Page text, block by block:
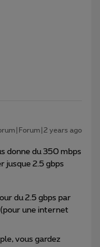
years ago
donne du 350 mbps
jusque 2.5 gbps
du 2.5 gbps par
une internet
vous gardez